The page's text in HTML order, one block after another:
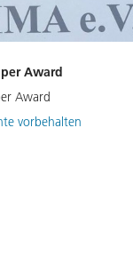
Award
Award
vorbehalten